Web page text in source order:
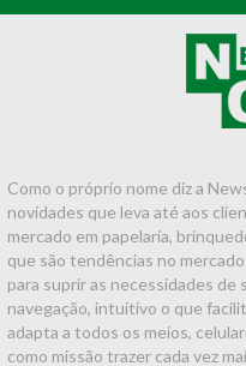
Como o próprio nome diz a
novidades que leva até aos
mercado em papelaria,
que são tendências no
para suprir as necessidades
navegação, intuitivo o que
adapta a todos os meios,
como missão trazer cada vez